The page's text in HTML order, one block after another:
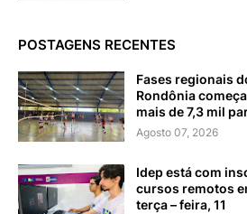
POSTAGENS RECENTES
Fases regionais
Rondônia
mais de 7,3 mil
Agosto 07, 2026
Idep está com
cursos remotos
terça – feira, 11